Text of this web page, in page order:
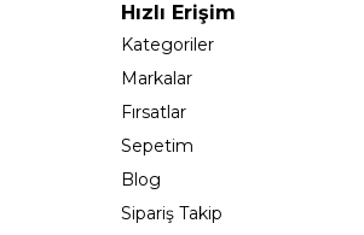
Hızlı Erişim
Kategoriler
Markalar
Fırsatlar
Sepetim
Blog
Sipariş Takip